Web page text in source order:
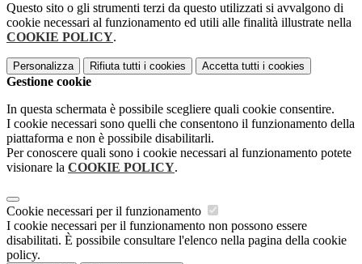
Questo sito o gli strumenti terzi da questo utilizzati si avvalgono di
cookie necessari al funzionamento ed utili alle finalità illustrate nella
COOKIE POLICY.
Personalizza Rifiuta tutti i cookies Accetta tutti i cookies
Gestione cookie
In questa schermata è possibile scegliere quali cookie consentire.
I cookie necessari sono quelli che consentono il funzionamento della
piattaforma e non è possibile disabilitarli.
Per conoscere quali sono i cookie necessari al funzionamento potete
visionare la COOKIE POLICY.
Cookie necessari per il funzionamento
I cookie necessari per il funzionamento non possono essere
disabilitati. È possibile consultare l'elenco nella pagina della cookie
policy.